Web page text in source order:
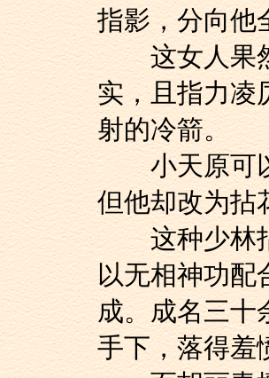
指影，分向他
这女人果然
实，且指力凌
射的冷箭。
小天原可以
但他却改为拈
这种少林指
以无相神功配
成。成名三十
手下，落得羞